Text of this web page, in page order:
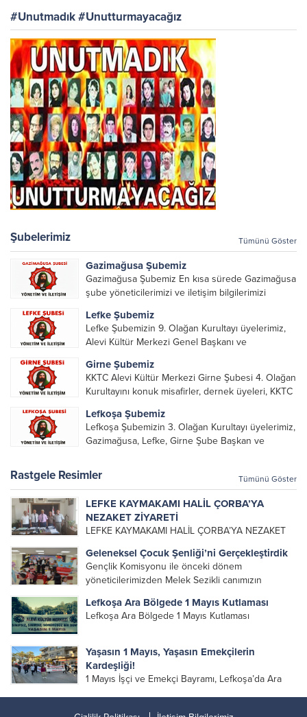
#Unutmadık #Unutturmayacağız
Şubelerimiz Tümünü Göster
Gazimağusa Şubemiz
Gazimağusa Şubemiz En kısa sürede Gazimağusa
şube yöneticilerimizi ve iletişim bilgilerimizi
Lefke Şubemiz
Lefke Şubemizin 9. Olağan Kurultayı üyelerimiz,
Alevi Kültür Merkezi Genel Başkanı ve
katılımı ile gerçekleşti. Önceki dönemde görev
alarak emek veren, katkı koyan cümle canların...
Girne Şubemiz
KKTC Alevi Kültür Merkezi Girne Şubesi 4. Olağan
Kurultayını konuk misafirler, dernek üyeleri, KKTC
yönetim kurulu, şube başkanları ve yönetim
organlarının katılımıyla gerçekleşti....
Lefkoşa Şubemiz
Lefkoşa Şubemizin 3. Olağan Kurultayı üyelerimiz,
Gazimağusa, Lefke, Girne Şube Başkan ve
üyelerinin katılımı ile gerçekleşti. Önceki
dönemde görev alan, emek veren, katkı koyan...
Rastgele Resimler Tümünü Göster
LEFKE KAYMAKAMI HALİL ÇORBA’YA
NEZAKET ZİYARETİ
LEFKE KAYMAKAMI HALİL ÇORBA’YA NEZAKET
Kurulu ve Lefke Şubesi Yönetiminden bir gurup
Genel Başkan Metin Kaya eşliğinde Lefke
Kaymakamı Sn. Halil Çorba’ya nezaket ziyareti...
Geleneksel Çocuk Şenliği’ni Gerçekleştirdik
Gençlik Komisyonu ile önceki dönem
yöneticilerimizden Melek Sezikli canımızın
Çocuk Şenliği’ni, 3 Mayıs Pazar günü
Cemevi’mizde gerçekleştirdik. Geleceğimiz olan
Lefkoşa Ara Bölgede 1 Mayıs Kutlaması
Lefkoşa Ara Bölgede 1 Mayıs Kutlaması
Yaşasın 1 Mayıs, Yaşasın Emekçilerin
Kardeşliği!
1 Mayıs İşçi ve Emekçi Bayramı, Lefkoşa’da Ara